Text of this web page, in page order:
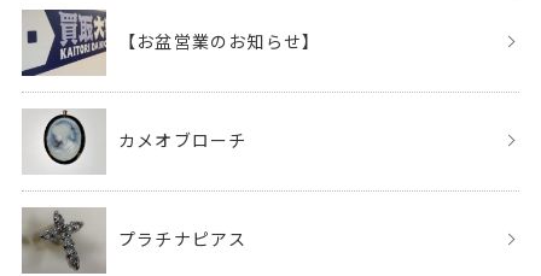
【お盆営業のお知らせ】
カメオブローチ
プラチナピアス